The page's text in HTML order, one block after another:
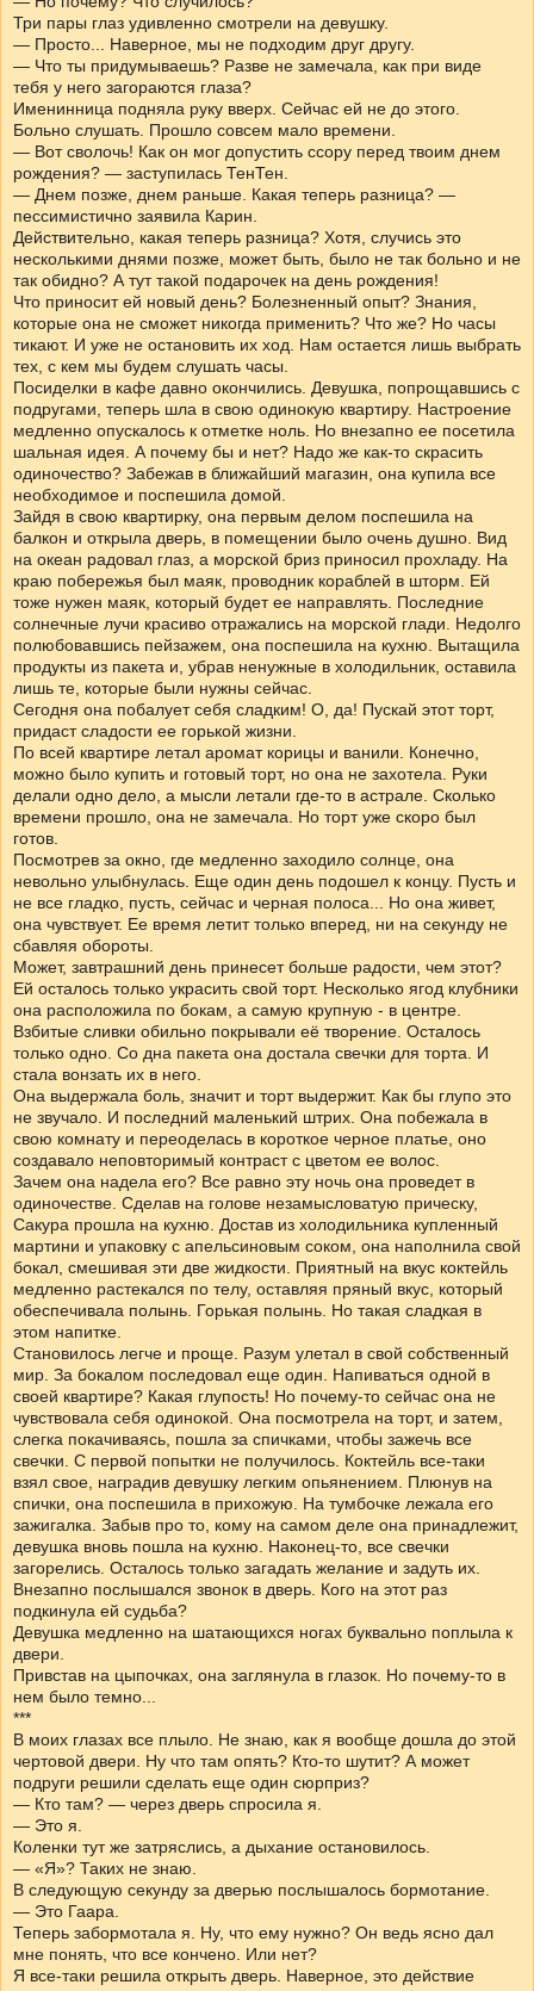
Три пары глаз удивленно смотрели на девушку.
— Просто... Наверное, мы не подходим друг другу.
— Что ты придумываешь? Разве не замечала, как при виде
тебя у него загораются глаза?
Именинница подняла руку вверх. Сейчас ей не до этого.
Больно слушать. Прошло совсем мало времени.
— Вот сволочь! Как он мог допустить ссору перед твоим днем
рождения? — заступилась ТенТен.
— Днем позже, днем раньше. Какая теперь разница? —
пессимистично заявила Карин.
Действительно, какая теперь разница? Хотя, случись это
несколькими днями позже, может быть, было не так больно и не
так обидно? А тут такой подарочек на день рождения!
Что приносит ей новый день? Болезненный опыт? Знания,
которые она не сможет никогда применить? Что же? Но часы
тикают. И уже не остановить их ход. Нам остается лишь выбрать
тех, с кем мы будем слушать часы.
Посиделки в кафе давно окончились. Девушка, попрощавшись с
подругами, теперь шла в свою одинокую квартиру. Настроение
медленно опускалось к отметке ноль. Но внезапно ее посетила
шальная идея. А почему бы и нет? Надо же как-то скрасить
одиночество? Забежав в ближайший магазин, она купила все
необходимое и поспешила домой.
Зайдя в свою квартирку, она первым делом поспешила на
балкон и открыла дверь, в помещении было очень душно. Вид
на океан радовал глаз, а морской бриз приносил прохладу. На
краю побережья был маяк, проводник кораблей в шторм. Ей
тоже нужен маяк, который будет ее направлять. Последние
солнечные лучи красиво отражались на морской глади. Недолго
полюбовавшись пейзажем, она поспешила на кухню. Вытащила
продукты из пакета и, убрав ненужные в холодильник, оставила
лишь те, которые были нужны сейчас.
Сегодня она побалует себя сладким! О, да! Пускай этот торт,
придаст сладости ее горькой жизни.
По всей квартире летал аромат корицы и ванили. Конечно,
можно было купить и готовый торт, но она не захотела. Руки
делали одно дело, а мысли летали где-то в астрале. Сколько
времени прошло, она не замечала. Но торт уже скоро был
готов.
Посмотрев за окно, где медленно заходило солнце, она
невольно улыбнулась. Еще один день подошел к концу. Пусть и
не все гладко, пусть, сейчас и черная полоса... Но она живет,
она чувствует. Ее время летит только вперед, ни на секунду не
сбавляя обороты.
Может, завтрашний день принесет больше радости, чем этот?
Ей осталось только украсить свой торт. Несколько ягод клубники
она расположила по бокам, а самую крупную - в центре.
Взбитые сливки обильно покрывали её творение. Осталось
только одно. Со дна пакета она достала свечки для торта. И
стала вонзать их в него.
Она выдержала боль, значит и торт выдержит. Как бы глупо это
не звучало. И последний маленький штрих. Она побежала в
свою комнату и переоделась в короткое черное платье, оно
создавало неповторимый контраст с цветом ее волос.
Зачем она надела его? Все равно эту ночь она проведет в
одиночестве. Сделав на голове незамысловатую прическу,
Сакура прошла на кухню. Достав из холодильника купленный
мартини и упаковку с апельсиновым соком, она наполнила свой
бокал, смешивая эти две жидкости. Приятный на вкус коктейль
медленно растекался по телу, оставляя пряный вкус, который
обеспечивала полынь. Горькая полынь. Но такая сладкая в
этом напитке.
Становилось легче и проще. Разум улетал в свой собственный
мир. За бокалом последовал еще один. Напиваться одной в
своей квартире? Какая глупость! Но почему-то сейчас она не
чувствовала себя одинокой. Она посмотрела на торт, и затем,
слегка покачиваясь, пошла за спичками, чтобы зажечь все
свечки. С первой попытки не получилось. Коктейль все-таки
взял свое, наградив девушку легким опьянением. Плюнув на
спички, она поспешила в прихожую. На тумбочке лежала его
зажигалка. Забыв про то, кому на самом деле она принадлежит,
девушка вновь пошла на кухню. Наконец-то, все свечки
загорелись. Осталось только загадать желание и задуть их.
Внезапно послышался звонок в дверь. Кого на этот раз
подкинула ей судьба?
Девушка медленно на шатающихся ногах буквально поплыла к
двери.
Привстав на цыпочках, она заглянула в глазок. Но почему-то в
нем было темно...
***
В моих глазах все плыло. Не знаю, как я вообще дошла до этой
чертовой двери. Ну что там опять? Кто-то шутит? А может
подруги решили сделать еще один сюрприз?
— Кто там? — через дверь спросила я.
— Это я.
Коленки тут же затряслись, а дыхание остановилось.
— «Я»? Таких не знаю.
В следующую секунду за дверью послышалось бормотание.
— Это Гаара.
Теперь забормотала я. Ну, что ему нужно? Он ведь ясно дал
мне понять, что все кончено. Или нет?
Я все-таки решила открыть дверь. Наверное, это действие